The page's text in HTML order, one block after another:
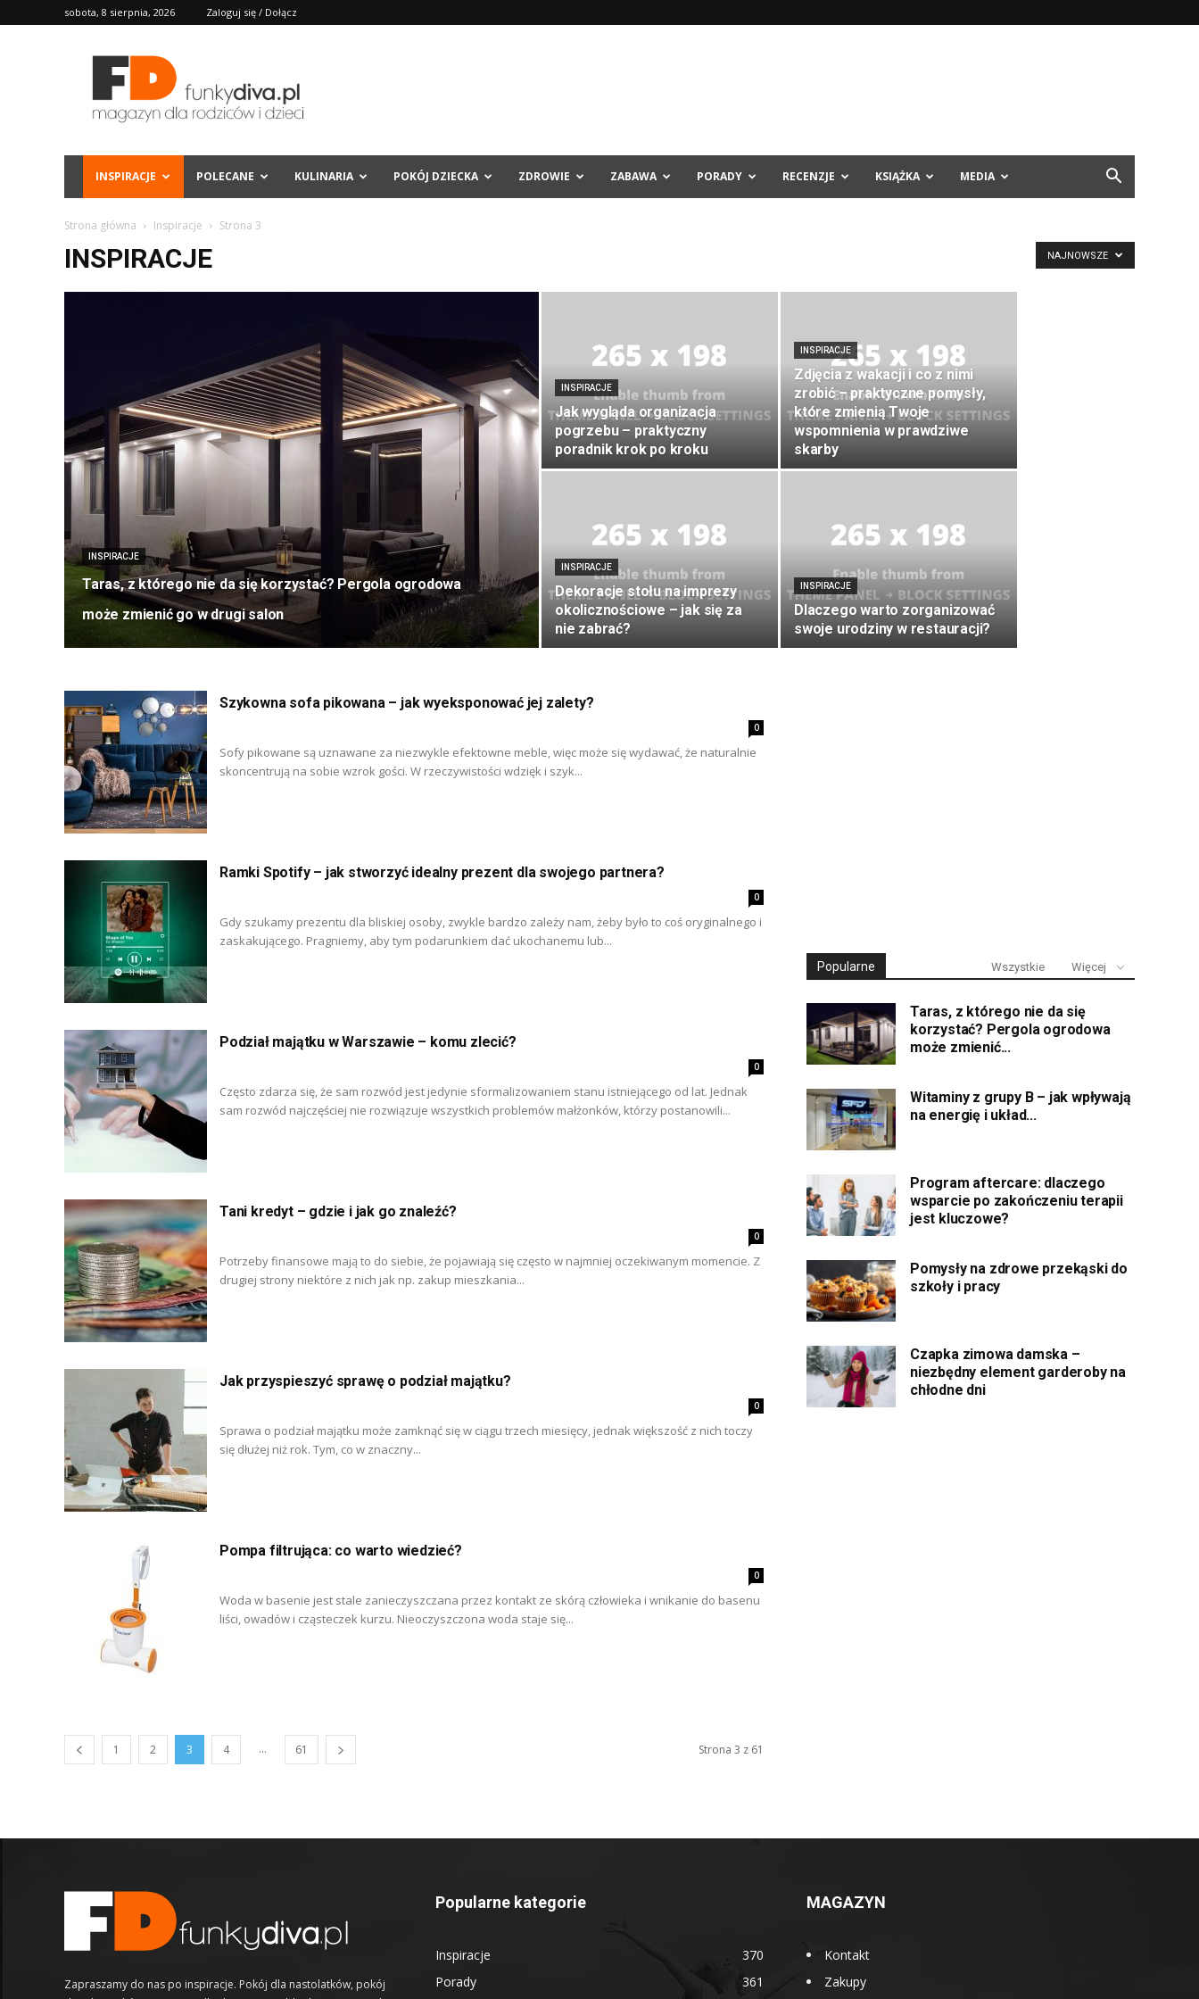
sobota, 8 sierpnia, 2026 Zaloguj się / Dołącz
FD
INSPIRACJE POLECANE KULINARIA POKÓJ DZIECKA ZDROWIE ZABAWA PORADY RECENZJE KSIĄŻKA MEDIA
Strona główna Inspiracje Strona 3
INSPIRACJE NAJNOWSZE
INSPIRACJE
Taras, z którego nie da się korzystać? Pergola ogrodowa
może zmienić go w drugi salon
INSPIRACJE
Jak wygląda organizacja
pogrzebu – praktyczny
poradnik krok po kroku
INSPIRACJE
Zdjęcia z wakacji i co z nimi
zrobić – praktyczne pomysły,
które zmienią Twoje
wspomnienia w prawdziwe
skarby
INSPIRACJE
Dekoracje stołu na imprezy
okolicznościowe – jak się za
nie zabrać?
INSPIRACJE
Dlaczego warto zorganizować
swoje urodziny w restauracji?
Szykowna sofa pikowana – jak wyeksponować jej zalety?
0
Sofy pikowane są uznawane za niezwykle efektowne meble, więc może się wydawać, że naturalnie
skoncentrują na sobie wzrok gości. W rzeczywistości wdzięk i szyk...
Ramki Spotify – jak stworzyć idealny prezent dla swojego partnera?
0
Gdy szukamy prezentu dla bliskiej osoby, zwykle bardzo zależy nam, żeby było to coś oryginalnego i
zaskakującego. Pragniemy, aby tym podarunkiem dać ukochanemu lub...
Podział majątku w Warszawie – komu zlecić?
0
Często zdarza się, że sam rozwód jest jedynie sformalizowaniem stanu istniejącego od lat. Jednak
sam rozwód najczęściej nie rozwiązuje wszystkich problemów małżonków, którzy postanowili...
Tani kredyt – gdzie i jak go znaleźć?
0
Potrzeby finansowe mają to do siebie, że pojawiają się często w najmniej oczekiwanym momencie. Z
drugiej strony niektóre z nich jak np. zakup mieszkania...
Jak przyspieszyć sprawę o podział majątku?
0
Sprawa o podział majątku może zamknąć się w ciągu trzech miesięcy, jednak większość z nich toczy
się dłużej niż rok. Tym, co w znaczny...
Pompa filtrująca: co warto wiedzieć?
0
Woda w basenie jest stale zanieczyszczana przez kontakt ze skórą człowieka i wnikanie do basenu
liści, owadów i cząsteczek kurzu. Nieoczyszczona woda staje się...
1 2 3 4 ... 61 Strona 3 z 61
Popularne Wszystkie Więcej
Taras, z którego nie da się
korzystać? Pergola ogrodowa
może zmienić...
Witaminy z grupy B – jak wpływają
na energię i układ...
Program aftercare: dlaczego
wsparcie po zakończeniu terapii
jest kluczowe?
Pomysły na zdrowe przekąski do
szkoły i pracy
Czapka zimowa damska –
niezbędny element garderoby na
chłodne dni
Zapraszamy do nas po inspiracje. Pokój dla nastolatków, pokój
Popularne kategorie
Inspiracje
370
Porady
361
MAGAZYN
Kontakt
Zakupy